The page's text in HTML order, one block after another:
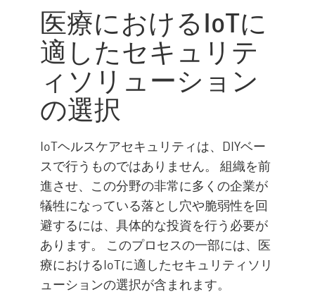
医療におけるIoTに
適したセキュリテ
ィソリューション
の選択
IoTヘルスケアセキュリティは、DIYベー
スで行うものではありません。 組織を前
進させ、この分野の非常に多くの企業が
犠牲になっている落とし穴や脆弱性を回
避するには、具体的な投資を行う必要が
あります。 このプロセスの一部には、医
療におけるIoTに適したセキュリティソリ
ューションの選択が含まれます。